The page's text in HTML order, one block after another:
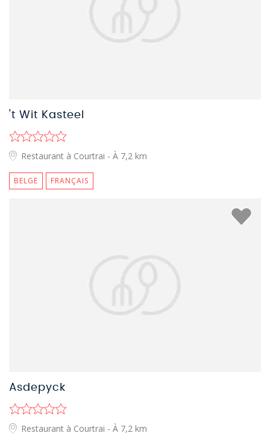
't Wit Kasteel
Restaurant à Courtrai - À 7,2 km
BELGE FRANÇAIS
Asdepyck
Restaurant à Courtrai - À 7,2 km